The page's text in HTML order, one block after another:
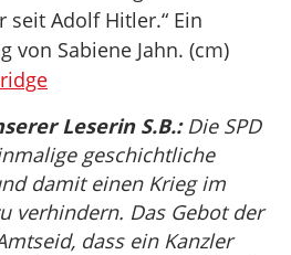
seit Adolf Hitler.“ Ein
von Sabiene Jahn. (cm)
Leserin S.B.:Die SPD
geschichtliche
damit einen Krieg im
verhindern. Das Gebot der
dass ein Kanzler